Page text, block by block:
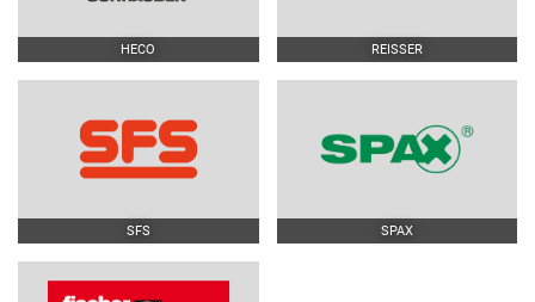
HECO REISSER
SFS SPAX